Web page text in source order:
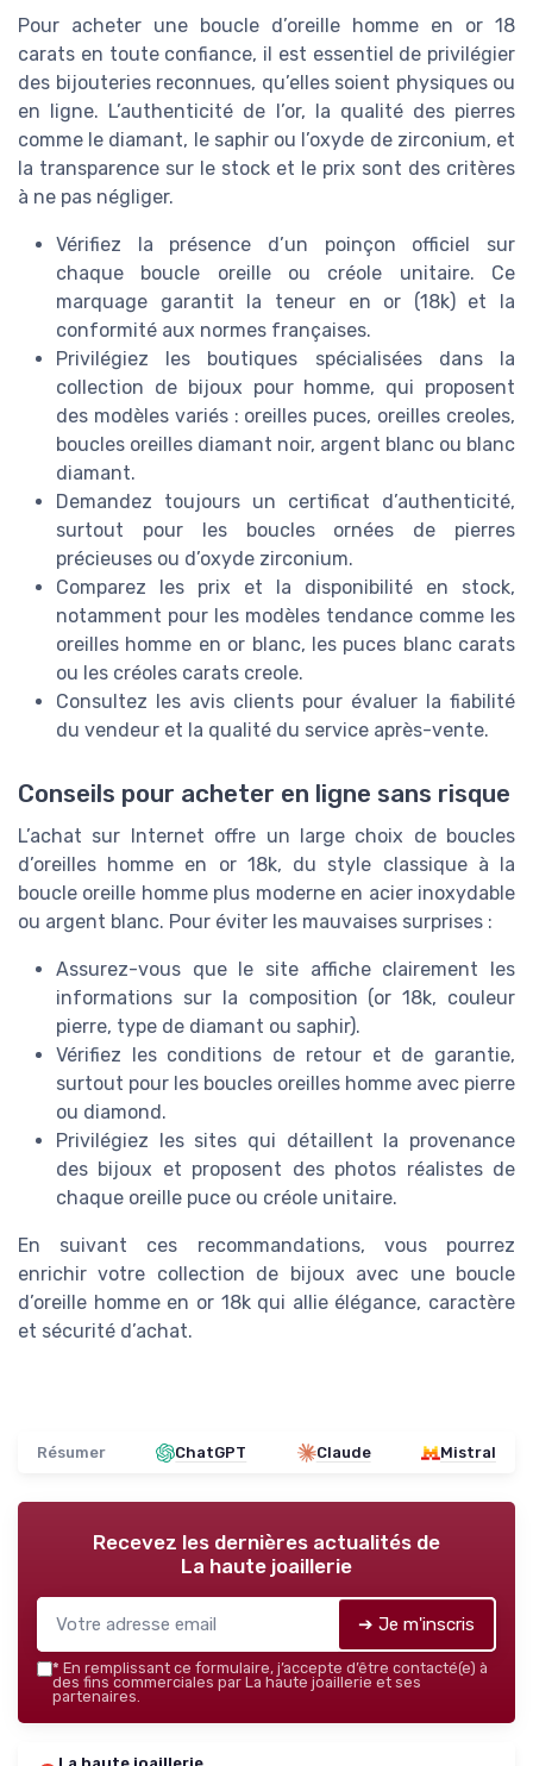
Pour acheter une boucle d’oreille homme en or 18
carats en toute confiance, il est essentiel de privilégier
des bijouteries reconnues, qu’elles soient physiques ou
en ligne. L’authenticité de l’or, la qualité des pierres
comme le diamant, le saphir ou l’oxyde de zirconium, et
la transparence sur le stock et le prix sont des critères
à ne pas négliger.
Vérifiez la présence d’un poinçon officiel sur
chaque boucle oreille ou créole unitaire. Ce
marquage garantit la teneur en or (18k) et la
conformité aux normes françaises.
Privilégiez les boutiques spécialisées dans la
collection de bijoux pour homme, qui proposent
des modèles variés : oreilles puces, oreilles creoles,
boucles oreilles diamant noir, argent blanc ou blanc
diamant.
Demandez toujours un certificat d’authenticité,
surtout pour les boucles ornées de pierres
précieuses ou d’oxyde zirconium.
Comparez les prix et la disponibilité en stock,
notamment pour les modèles tendance comme les
oreilles homme en or blanc, les puces blanc carats
ou les créoles carats creole.
Consultez les avis clients pour évaluer la fiabilité
du vendeur et la qualité du service après-vente.
Conseils pour acheter en ligne sans risque
L’achat sur Internet offre un large choix de boucles
d’oreilles homme en or 18k, du style classique à la
boucle oreille homme plus moderne en acier inoxydable
ou argent blanc. Pour éviter les mauvaises surprises :
Assurez-vous que le site affiche clairement les
informations sur la composition (or 18k, couleur
pierre, type de diamant ou saphir).
Vérifiez les conditions de retour et de garantie,
surtout pour les boucles oreilles homme avec pierre
ou diamond.
Privilégiez les sites qui détaillent la provenance
des bijoux et proposent des photos réalistes de
chaque oreille puce ou créole unitaire.
En suivant ces recommandations, vous pourrez
enrichir votre collection de bijoux avec une boucle
d’oreille homme en or 18k qui allie élégance, caractère
et sécurité d’achat.
Résumer ChatGPT Claude Mistral
Recevez les dernières actualités de
La haute joaillerie
➔ Je m'inscris
* En remplissant ce formulaire, j’accepte d’être contacté(e) à
des fins commerciales par La haute joaillerie et ses
partenaires.